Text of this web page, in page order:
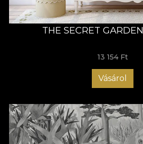
THE SECRET
13 154 Ft
Vásárol